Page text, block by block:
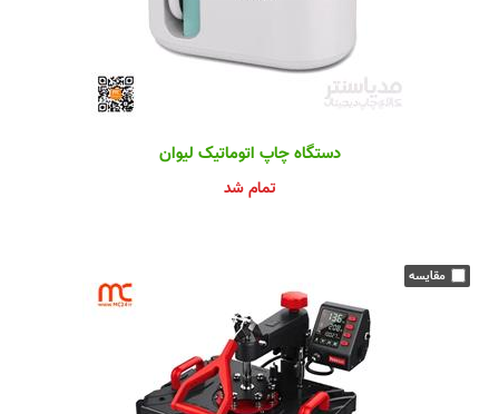
دستگاه چاپ اتوماتیک لیوان
تمام شد